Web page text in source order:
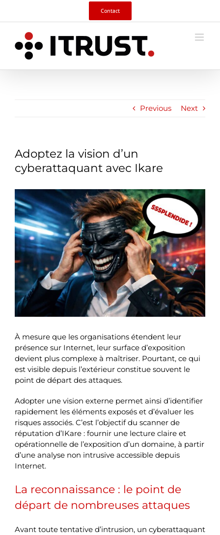
Contact
Previous Next
Adoptez la vision d’un
cyberattaquant avec Ikare
View
Larger
Image
À mesure que les organisations étendent leur
présence sur Internet, leur surface d’exposition
devient plus complexe à maîtriser. Pourtant, ce qui
est visible depuis l’extérieur constitue souvent le
point de départ des attaques.
Adopter une vision externe permet ainsi d’identifier
rapidement les éléments exposés et d’évaluer les
risques associés. C’est l’objectif du scanner de
réputation d’IKare : fournir une lecture claire et
opérationnelle de l’exposition d’un domaine, à partir
d’une analyse non intrusive accessible depuis
Internet.
La reconnaissance : le point de
départ de nombreuses attaques
Avant toute tentative d’intrusion, un cyberattaquant